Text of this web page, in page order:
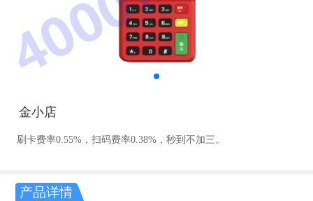
金小店
刷卡费率0.55%，扫码费率0.38%，秒到不加三。
产品详情